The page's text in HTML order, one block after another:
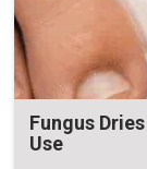
Fungus
Use